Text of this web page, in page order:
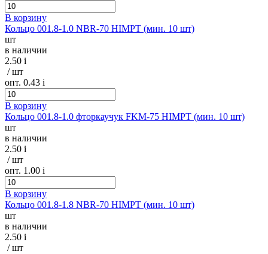
В корзину
Кольцо 001.8-1.0 NBR-70 HIMPT (мин. 10 шт)
шт
в наличии
2.50 i
/ шт
опт. 0.43 i
В корзину
Кольцо 001.8-1.0 фторкаучук FKM-75 HIMPT (мин. 10 шт)
шт
в наличии
2.50 i
/ шт
опт. 1.00 i
В корзину
Кольцо 001.8-1.8 NBR-70 HIMPT (мин. 10 шт)
шт
в наличии
2.50 i
/ шт